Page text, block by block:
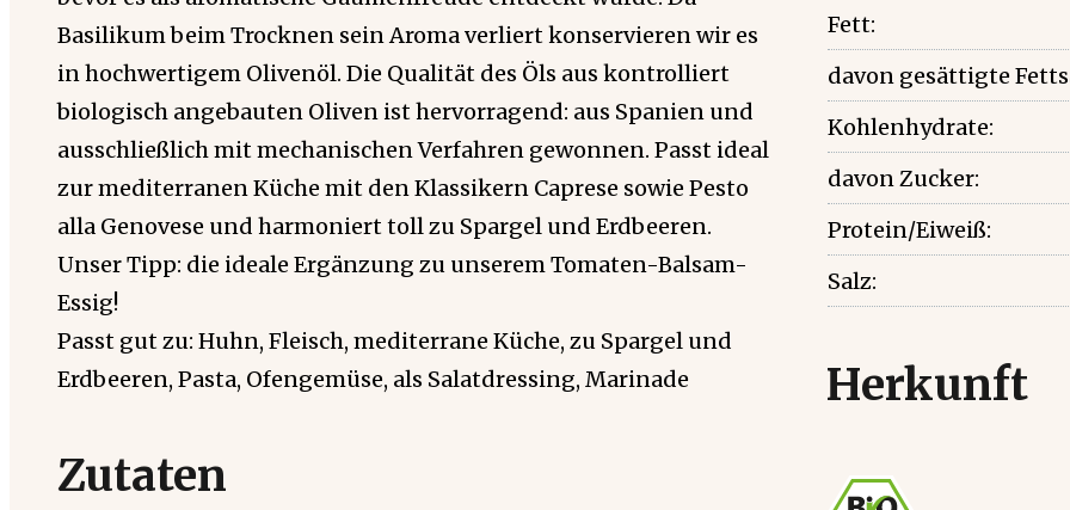
Basilikum beim Trocknen sein Aroma verliert konservieren wir es
in hochwertigem Olivenöl. Die Qualität des Öls aus kontrolliert
biologisch angebauten Oliven ist hervorragend: aus Spanien und
ausschließlich mit mechanischen Verfahren gewonnen. Passt ideal
zur mediterranen Küche mit den Klassikern Caprese sowie Pesto
alla Genovese und harmoniert toll zu Spargel und Erdbeeren.
Unser Tipp: die ideale Ergänzung zu unserem Tomaten-Balsam-
Essig!
Passt gut zu: Huhn, Fleisch, mediterrane Küche, zu Spargel und
Erdbeeren, Pasta, Ofengemüse, als Salatdressing, Marinade
Zutaten
Fett:
davon gesättigte
Kohlenhydrate:
davon Zucker:
Protein/Eiweiß:
Salz:
Herkunft